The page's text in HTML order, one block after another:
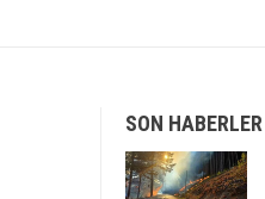
SON HABERLER